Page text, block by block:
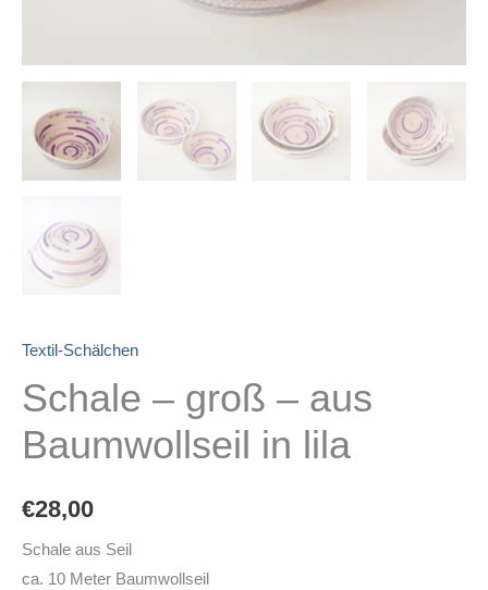
Textil-Schälchen
Schale – groß – aus
Baumwollseil in lila
€28,00
Schale aus Seil
ca. 10 Meter Baumwollseil